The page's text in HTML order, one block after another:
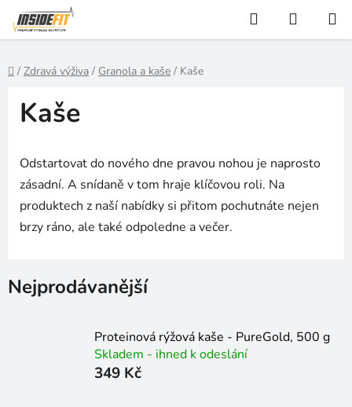
Přejít
na
obsah
Hledat
KOŠÍK
Domů
/ Zdravá výživa / Granola a kaše / Kaše
Kaše
Odstartovat do nového dne pravou nohou je naprosto
zásadní. A snídaně v tom hraje klíčovou roli. Na
produktech z naší nabídky si přitom pochutnáte nejen
brzy ráno, ale také odpoledne a večer.
Nejprodávanější
Proteinová rýžová kaše - PureGold, 500 g
Skladem - ihned k odeslání
349 Kč